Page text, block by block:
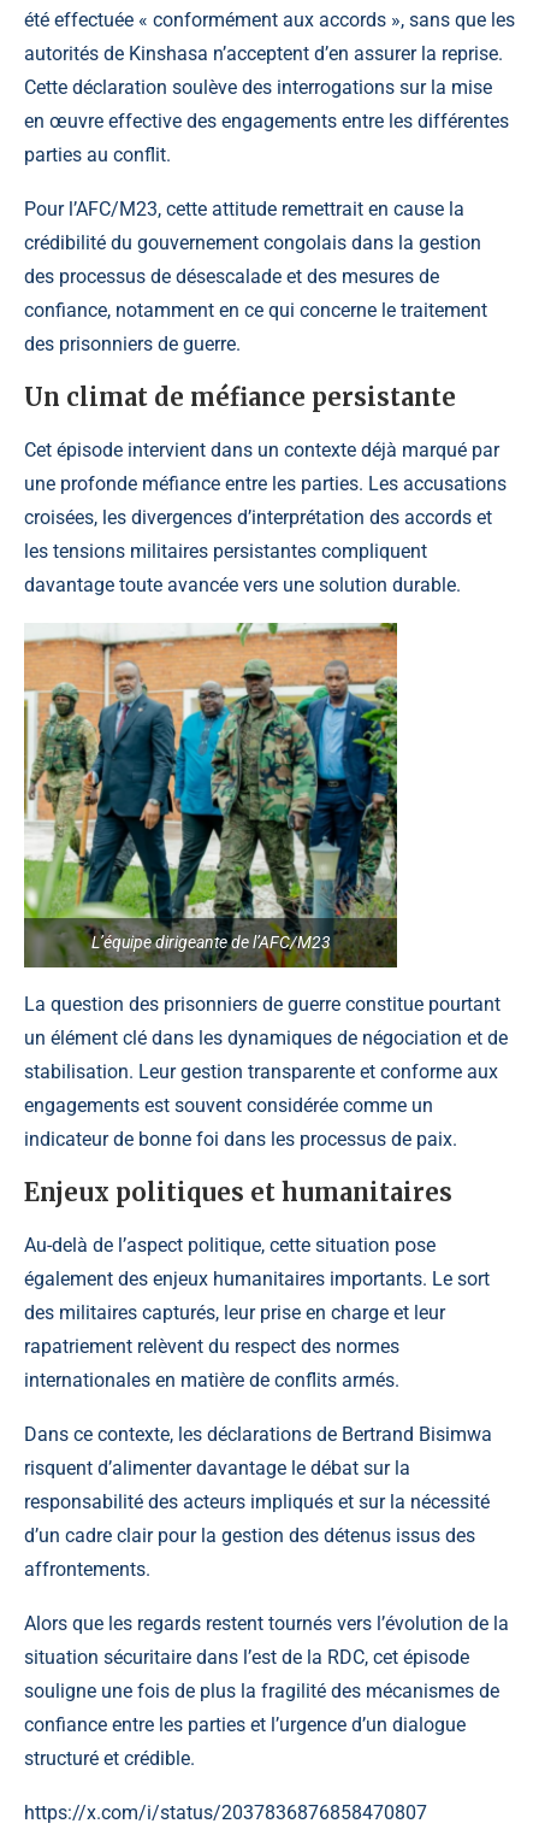
été effectuée « conformément aux accords », sans que les
autorités de Kinshasa n’acceptent d’en assurer la reprise.
Cette déclaration soulève des interrogations sur la mise
en œuvre effective des engagements entre les différentes
parties au conflit.
Pour l’AFC/M23, cette attitude remettrait en cause la
crédibilité du gouvernement congolais dans la gestion
des processus de désescalade et des mesures de
confiance, notamment en ce qui concerne le traitement
des prisonniers de guerre.
Un climat de méfiance persistante
Cet épisode intervient dans un contexte déjà marqué par
une profonde méfiance entre les parties. Les accusations
croisées, les divergences d’interprétation des accords et
les tensions militaires persistantes compliquent
davantage toute avancée vers une solution durable.
L’équipe dirigeante de l’AFC/M23
La question des prisonniers de guerre constitue pourtant
un élément clé dans les dynamiques de négociation et de
stabilisation. Leur gestion transparente et conforme aux
engagements est souvent considérée comme un
indicateur de bonne foi dans les processus de paix.
Enjeux politiques et humanitaires
Au-delà de l’aspect politique, cette situation pose
également des enjeux humanitaires importants. Le sort
des militaires capturés, leur prise en charge et leur
rapatriement relèvent du respect des normes
internationales en matière de conflits armés.
Dans ce contexte, les déclarations de Bertrand Bisimwa
risquent d’alimenter davantage le débat sur la
responsabilité des acteurs impliqués et sur la nécessité
d’un cadre clair pour la gestion des détenus issus des
affrontements.
Alors que les regards restent tournés vers l’évolution de la
situation sécuritaire dans l’est de la RDC, cet épisode
souligne une fois de plus la fragilité des mécanismes de
confiance entre les parties et l’urgence d’un dialogue
structuré et crédible.
https://x.com/i/status/2037836876858470807